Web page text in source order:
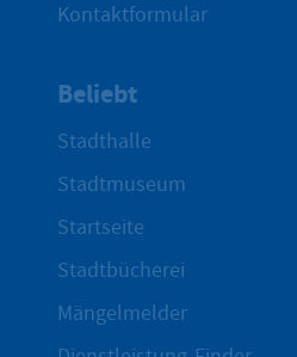
Kontaktformular
Beliebt
Stadthalle
Stadtmuseum
Startseite
Stadtbücherei
Mängelmelder